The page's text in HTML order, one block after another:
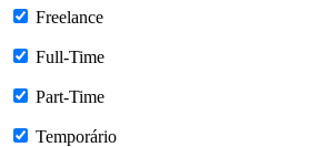
Freelance
Full-Time
Part-Time
Temporário